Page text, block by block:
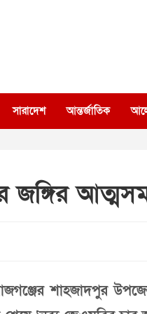
সারাদেশ আন্তর্জাতিক
জঙ্গির
শাহজাদপুর